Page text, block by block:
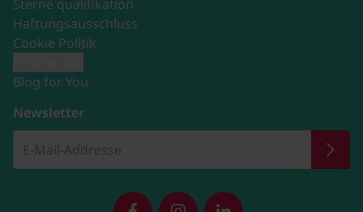
Sterne qualifikation
Haftungsausschluss
Cookie Politik
Blog for You
Newsletter